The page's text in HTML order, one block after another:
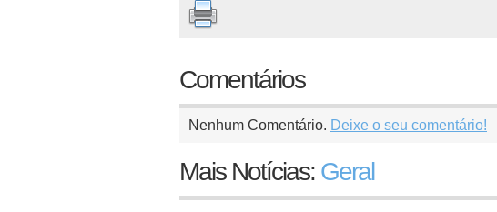
Comentários
Nenhum Comentário. Deixe o seu comentário!
Mais Notícias: Geral